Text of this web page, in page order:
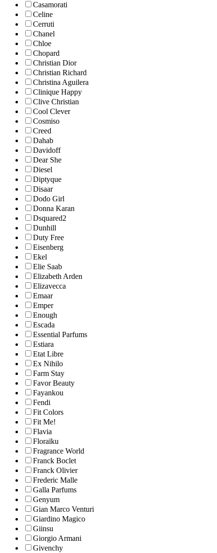
Casamorati
Celine
Cerruti
Chanel
Chloe
Chopard
Christian Dior
Christian Richard
Christina Aguilera
Clinique Happy
Clive Christian
Cool Clever
Cosmiso
Creed
Dahab
Davidoff
Dear She
Diesel
Diptyque
Disaar
Dodo Girl
Donna Karan
Dsquared2
Dunhill
Duty Free
Eisenberg
Ekel
Elie Saab
Elizabeth Arden
Elizavecca
Emaar
Emper
Enough
Escada
Essential Parfums
Estiara
Etat Libre
Ex Nihilo
Farm Stay
Favor Beauty
Fayankou
Fendi
Fit Colors
Fit Me!
Flavia
Floraïku
Fragrance World
Franck Boclet
Franck Olivier
Frederic Malle
Galla Parfums
Genyum
Gian Marco Venturi
Giardino Magico
Giinsu
Giorgio Armani
Givenchy